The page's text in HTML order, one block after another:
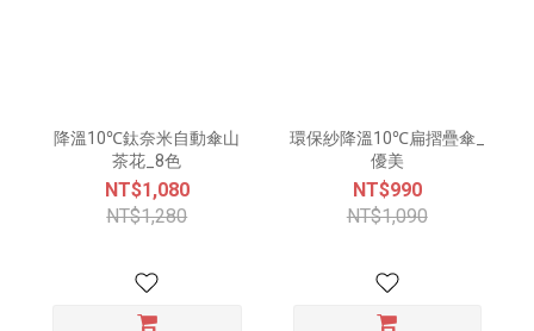
降溫10℃鈦奈米自動傘山
茶花_8色
NT$1,080
NT$1,280
環保紗降溫10℃扁摺疊傘_
優美
NT$990
NT$1,090